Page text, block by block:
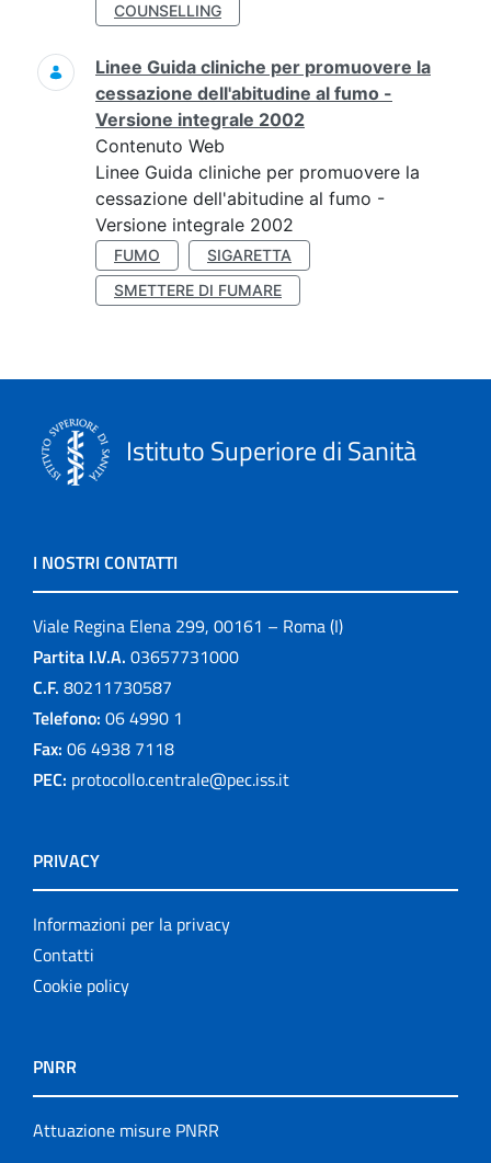
COUNSELLING
Linee Guida cliniche per promuovere la
cessazione dell'abitudine al fumo -
Versione integrale 2002
Contenuto Web
Linee Guida cliniche per promuovere la
cessazione dell'abitudine al fumo -
Versione integrale 2002
FUMO
SIGARETTA
SMETTERE DI FUMARE
Istituto Superiore di Sanità
I NOSTRI CONTATTI
Viale Regina Elena 299, 00161 – Roma (I)
Partita I.V.A. 03657731000
C.F. 80211730587
Telefono: 06 4990 1
Fax: 06 4938 7118
PEC: protocollo.centrale@pec.iss.it
PRIVACY
Informazioni per la privacy
Contatti
Cookie policy
PNRR
Attuazione misure PNRR